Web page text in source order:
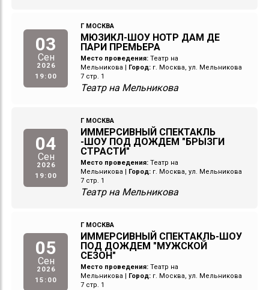
03
Сен
2026
19:00
Г МОСКВА
МЮЗИКЛ-ШОУ НОТР ДАМ ДЕ
ПАРИ ПРЕМЬЕРА
Место проведения: Театр на
Мельникова
Город: г. Москва, ул. Мельникова
7 стр. 1
Театр на Мельникова
04
Сен
2026
19:00
Г МОСКВА
ИММЕРСИВНЫЙ СПЕКТАКЛЬ
-ШОУ ПОД ДОЖДЕМ "БРЫЗГИ
СТРАСТИ"
Место проведения: Театр на
Мельникова
Город: г. Москва, ул. Мельникова
7 стр. 1
Театр на Мельникова
05
Сен
2026
15:00
Г МОСКВА
ИММЕРСИВНЫЙ СПЕКТАКЛЬ-ШОУ
ПОД ДОЖДЕМ "МУЖСКОЙ
СЕЗОН"
Место проведения: Театр на
Мельникова
Город: г. Москва, ул. Мельникова
7 стр. 1